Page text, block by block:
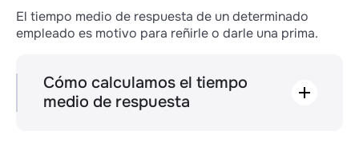
El tiempo medio de respuesta de un determinado
empleado es motivo para reñirle o darle una prima.
Cómo calculamos el tiempo
medio de respuesta